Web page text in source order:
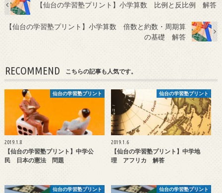
【仙台の学習塾プリント】小学算数 比例と反比例 解答
【仙台の学習塾プリント】小学算数 倍数と約数・周期算
の基礎 解答
RECOMMEND こちらの記事も人気です。
仙台の学習塾プリント
2019.1.8
【仙台の学習塾プリント】中学公
民 日本の憲法 問題
仙台の学習塾プリント
2019.1.6
【仙台の学習塾プリント】中学地
理 アフリカ 解答
仙台の学習塾プリント 仙台の学習塾プリント